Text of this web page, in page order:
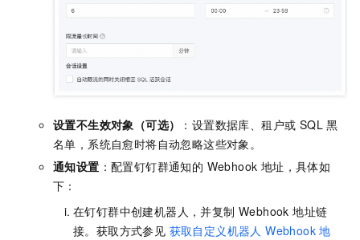
设置不生效对象（可选）
：设置数据库、租户或 SQL 黑
名单，系统自愈时将自动忽略这些对象。
通知设置 ：配置钉钉群通知的 Webhook 地址，具体如
下：
在钉钉群中创建机器人，并复制 Webhook 地址链
接。获取方式参见 获取自定义机器人 Webhook 地